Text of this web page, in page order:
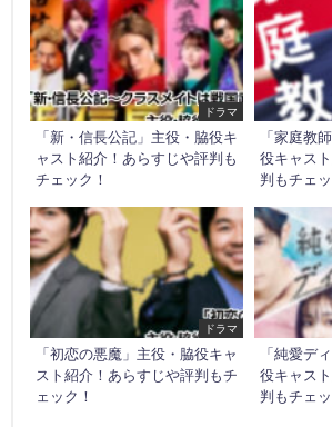
ドラマ
「新・信長公記」主役・脇役キ
ャスト紹介！あらすじや評判も
チェック！
「家庭教
役キャス
判もチェッ
ドラマ
「初恋の悪魔」主役・脇役キャ
スト紹介！あらすじや評判もチ
ェック！
「純愛デ
役キャス
判もチェッ